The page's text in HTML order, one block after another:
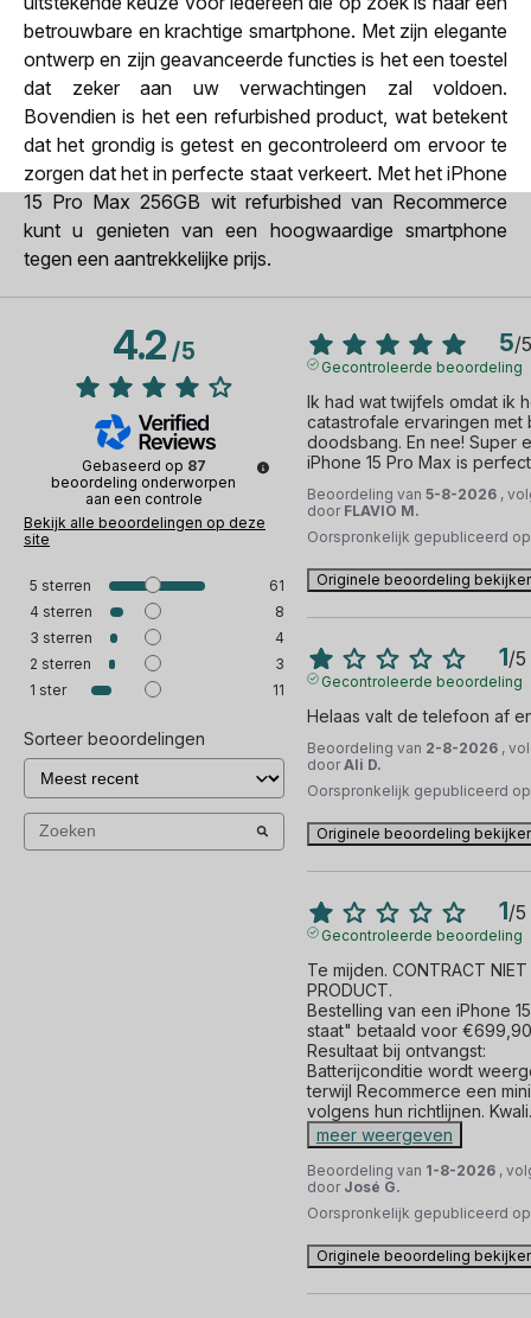
betrouwbare en krachtige smartphone. Met zijn elegante
ontwerp en zijn geavanceerde functies is het een toestel
dat zeker aan uw verwachtingen zal voldoen.
Bovendien is het een refurbished product, wat betekent
dat het grondig is getest en gecontroleerd om ervoor te
zorgen dat het in perfecte staat verkeert. Met het iPhone
15 Pro Max 256GB wit refurbished van Recommerce
kunt u genieten van een hoogwaardige smartphone
tegen een aantrekkelijke prijs.
4.2/5
Gebaseerd op 87
beoordeling onderworpen
aan een controle
Bekijk alle beoordelingen op deze
site
5 sterren
61
4 sterren
8
3 sterren
4
2 sterren
3
1 ster 11
Sorteer beoordelingen
5/5
Gecontroleerde beoordeling
Ik had wat twijfels omdat ik
catastrofale ervaringen met
doodsbang. En nee! Super
iPhone 15 Pro Max is
Beoordeling van 5-8-2026 ,
door FLAVIO M.
Oorspronkelijk gepubliceerd
Originele beoordeling
1/5
Gecontroleerde beoordeling
Helaas valt de telefoon af
Beoordeling van 2-8-2026 ,
door Ali D.
Oorspronkelijk gepubliceerd
Originele beoordeling
1/5
Gecontroleerde beoordeling
Te mijden. CONTRACT NIET
PRODUCT.
Bestelling van een iPhone
staat" betaald voor
Resultaat bij ontvangst:
Batterijconditie wordt
terwijl Recommerce een
volgens hun richtlijnen. Kwali
meer weergeven
Beoordeling van 1-8-2026 ,
door José G.
Oorspronkelijk gepubliceerd
Originele beoordeling